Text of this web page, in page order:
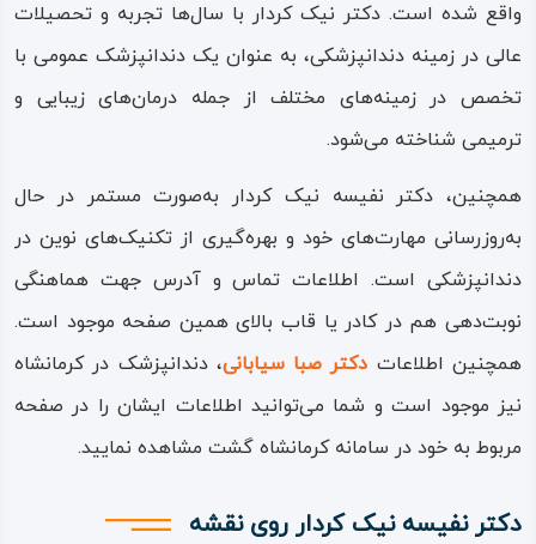
واقع شده است. دکتر نیک کردار با سال‌ها تجربه و تحصیلات
عالی در زمینه دندانپزشکی، به عنوان یک دندانپزشک عمومی با
تخصص در زمینه‌های مختلف از جمله درمان‌های زیبایی و
ترمیمی شناخته می‌شود.
همچنین، دکتر نفیسه نیک کردار به‌صورت مستمر در حال
به‌روزرسانی مهارت‌های خود و بهره‌گیری از تکنیک‌های نوین در
دندانپزشکی است. اطلاعات تماس و آدرس جهت هماهنگی
نوبت‌دهی هم در کادر یا قاب بالای همین صفحه موجود است.
همچنین اطلاعات دکتر صبا سیابانی، دندانپزشک در کرمانشاه
نیز موجود است و شما می‌توانید اطلاعات ایشان را در صفحه
مربوط به خود در سامانه کرمانشاه گشت مشاهده نمایید.
دکتر نفیسه نیک کردار روی نقشه